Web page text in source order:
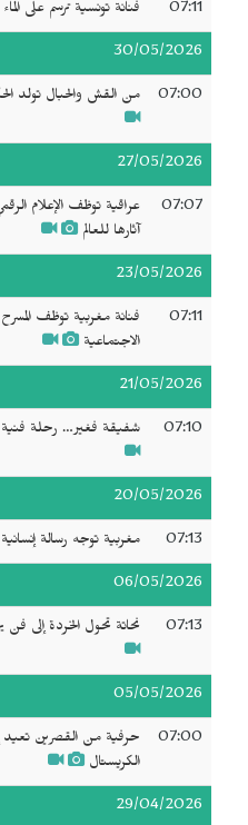
07:11 فنانة تونسية ترسم على
30/05/2026
07:00 من القش والحبال تولد
27/05/2026
07:07
عراقية توظف الإعلام
آثارها للعالم
23/05/2026
07:11
فنانة مغربية توظف
الاجتماعية
21/05/2026
07:10 شفيقة فغير… رحلة
20/05/2026
07:13 مغربية توجه رسالة
06/05/2026
07:13 نحاتة تحول الخردة إلى
05/05/2026
07:00
حرفية من القصرين تعيد
الكريستال
29/04/2026